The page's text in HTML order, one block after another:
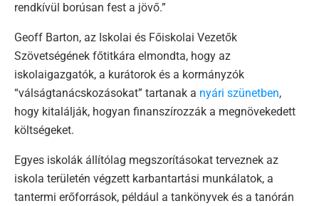
rendkívül borúsan fest a jövő.”
Geoff Barton, az Iskolai és Főiskolai Vezetők
Szövetségének főtitkára elmondta, hogy az
iskolaigazgatók, a kurátorok és a kormányzók
“válságtanácskozásokat” tartanak a nyári szünetben,
hogy kitalálják, hogyan finanszírozzák a megnövekedett
költségeket.
Egyes iskolák állítólag megszorításokat terveznek az
iskola területén végzett karbantartási munkálatok, a
tantermi erőforrások, például a tankönyvek és a tanórán